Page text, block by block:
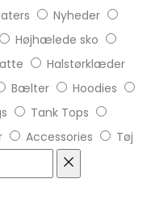
Nyheder
Højhælede sko
Halstørklæder
Bælter
Hoodies
Tank Tops
Accessories Tøj